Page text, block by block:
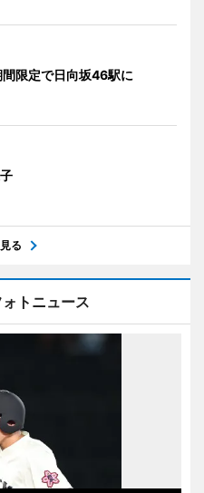
限定で日向坂46駅に
る
トニュース